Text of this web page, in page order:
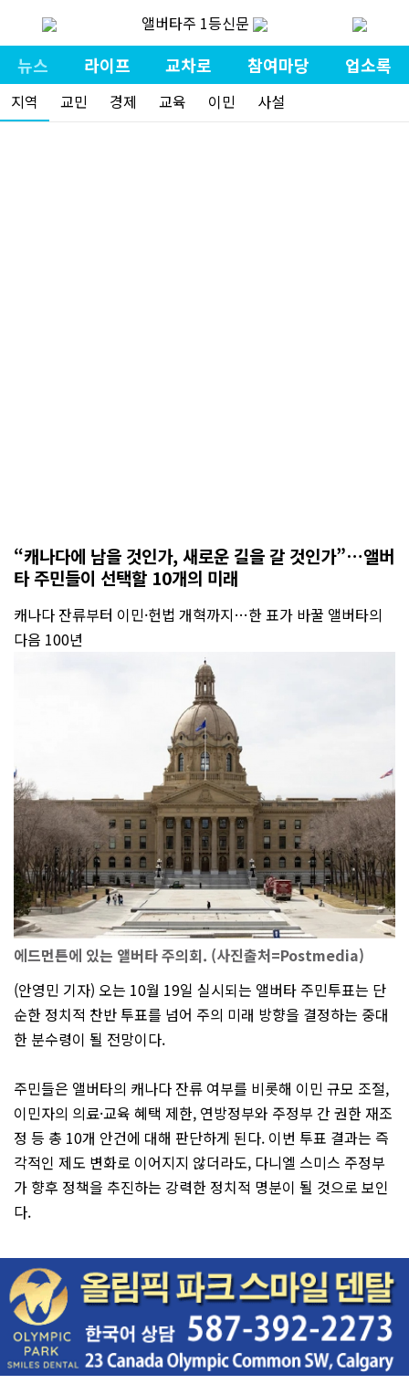
앨버타주 1등신문
뉴스 라이프 교차로 참여마당 업소록
지역 교민 경제 교육 이민 사설
“캐나다에 남을 것인가, 새로운 길을 갈 것인가”…앨버
타 주민들이 선택할 10개의 미래
캐나다 잔류부터 이민·헌법 개혁까지…한 표가 바꿀 앨버타의
다음 100년
에드먼튼에 있는 앨버타 주의회. (사진출처=Postmedia)
(안영민 기자) 오는 10월 19일 실시되는 앨버타 주민투표는 단
순한 정치적 찬반 투표를 넘어 주의 미래 방향을 결정하는 중대
한 분수령이 될 전망이다.
주민들은 앨버타의 캐나다 잔류 여부를 비롯해 이민 규모 조절,
이민자의 의료·교육 혜택 제한, 연방정부와 주정부 간 권한 재조
정 등 총 10개 안건에 대해 판단하게 된다. 이번 투표 결과는 즉
각적인 제도 변화로 이어지지 않더라도, 다니엘 스미스 주정부
가 향후 정책을 추진하는 강력한 정치적 명분이 될 것으로 보인
다.